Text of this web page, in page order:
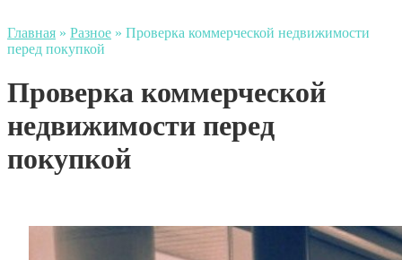
Главная » Разное » Проверка коммерческой недвижимости
перед покупкой
Проверка коммерческой
недвижимости перед
покупкой